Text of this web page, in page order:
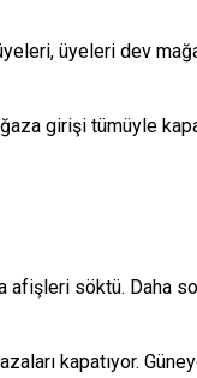
üyeleri dev
girişi tümüyle
söktü. Daha
kapatıyor.